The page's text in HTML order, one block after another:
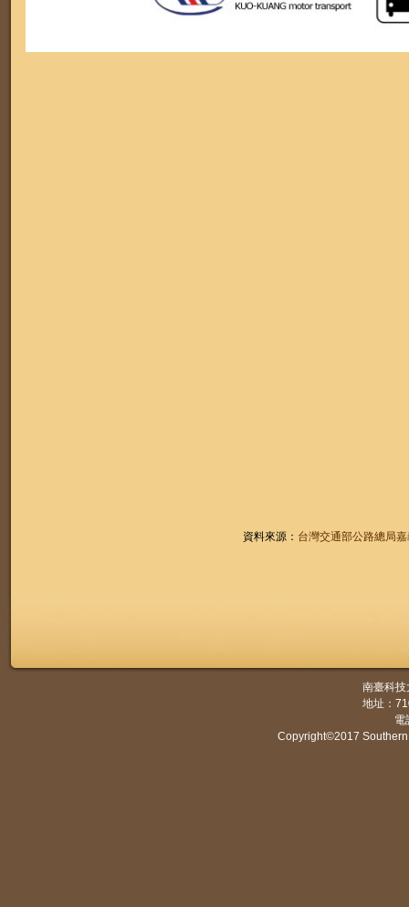
資料來源： 台灣交通部公路總局
南臺科
地址：
電
Copyright©2017